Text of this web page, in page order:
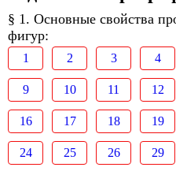
§ 1. Основные свойства
фигур:
1 2 3 4
9 10 11 12
16 17 18 19
24 25 26 29